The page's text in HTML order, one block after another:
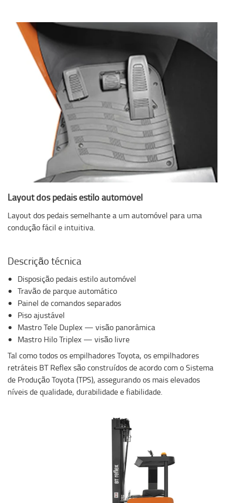
Layout dos pedais estilo automóvel
Layout dos pedais semelhante a um automóvel para uma
condução fácil e intuitiva.
Descrição técnica
Disposição pedais estilo automóvel
Travão de parque automático
Painel de comandos separados
Piso ajustável
Mastro Tele Duplex — visão panorâmica
Mastro Hilo Triplex — visão livre
Tal como todos os empilhadores Toyota, os empilhadores
retráteis BT Reflex são construídos de acordo com o Sistema
de Produção Toyota (TPS), assegurando os mais elevados
níveis de qualidade, durabilidade e fiabilidade.